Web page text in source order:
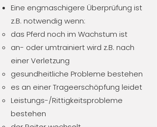
Eine engmaschigere Überprüfung ist
z.B. notwendig wenn:
das Pferd noch im Wachstum ist
an- oder umtrainiert wird z.B. nach
einer Verletzung
gesundheitliche Probleme bestehen
es an einer Trageerschöpfung leidet
Leistungs-/Rittigkeitsprobleme
bestehen